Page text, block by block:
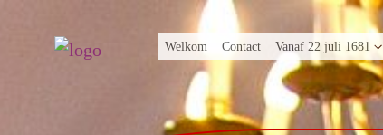
Welkom Contact Vanaf 22 juli 1681